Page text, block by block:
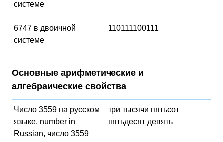
системе
6747 в двоичной
системе
110111100111
Основные арифметические и
алгебраические свойства
Число 3559 на русском
языке, number in
Russian, число 3559
три тысячи пятьсот
пятьдесят девять